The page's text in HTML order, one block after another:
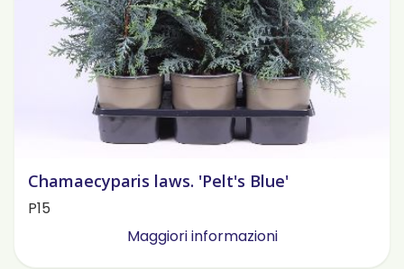
Chamaecyparis laws. 'Pelt's Blue'
P15
Maggiori informazioni